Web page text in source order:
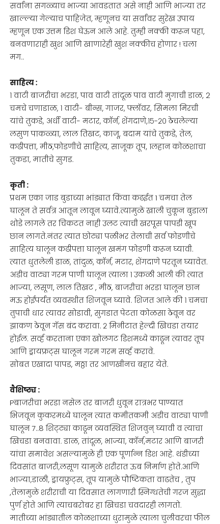
सर्वांना सगळ्याच भाज्या आवडतात असे नाही आणि भाज्या तर
खाल्ल्या गेल्याच पाहिजेत, म्हणूनच या सर्वांवर सुरेख उपाय
म्हणून एक उत्तम डिश घेऊन आले आहे. तुम्ही नक्की करून पहा,
बनवणाराही खुश आणि खाणारेही खुश नक्कीच होणार ! चला
मग..
साहित्य :
१ वाटी बाजरीचा भरडा, पाव वाटी तांदूळ पाव वाटी मुगाची डाळ, 2
चमचे चणाडाळ, १ वाटी- बीन्स, गाजर, फ्लॉवर, सिमला मिरची
यांचे तुकडे, अर्धी वाटी- मटार, कॉर्न, शेंगदाणे,१५-२० ठेचलेल्या
लसुण पाकळ्या, लाल तिखट, काजू, बदाम यांचे तुकडे, तेल,
कढीपत्ता, मीठ,फोडणीचे साहित्य, साजूक तूप, १लहान कोळशाचा
तुकडा, मातीचे सुगड.
कृती :
प्रथम एका जाड बुडाच्या भांड्यात किंवा कढईत 1 चमचा तेल
घालून ते सर्वत्र आतून लावून घ्यावे.त्यामुळे खाली चुकून बुडाला
थोडे लागले तर चिकटत नाही उलट त्याची खरपूस पापडी खूप
छान लागते.नंतर त्यात छोट्या पळीभर तेलाची सर्व फोडणीचे
साहित्य घालून कढीपत्ता घालून खमंग फोडणी करून घ्यावी.
त्यात धुतलेली डाळ, तांदुळ, कॉर्न, मटार, शेंगदाणे परतून घ्यावेत.
अडीच वाट्या गरम पाणी घालून त्याला १ उकळी आली की त्यात
भाज्या, लसूण, लाल तिखट , मीठ, बाजरीचा भरडा घालून छान
मऊ होईपर्यंत व्यवस्थीत शिजवून घ्यावे. शिजत आले की १ चमचा
तुपाची धार त्यावर सोडावी, सुगडात पेटता कोळसा ठेवून वर
झाकण ठेवून गॅस बंद करावा. २ मिनीटात हेल्दी खिचडा तयार
होईल. सर्व्ह करताना एका खोलगट डिशमध्ये काढून त्यावर तूप
आणि ड्रायफ्रट्स घालून गरम गरम सर्व्ह करावे.
सोबत एखादा पापड, मठ्ठा तर आणखीनच बहार येते.
वैशिष्ट्य :
Pबाजरीचा भरडा नसेल तर बाजरी धुवून रात्रभर पाण्यात
भिजवून कुकरमध्ये घालून त्यात कमीतकमी अडीच वाट्या पाणी
घालून 7..8 शिट्ट्या काढून व्यवस्थित शिजवुन् घ्यावी व त्याचा
खिचडा बनवावा. डाळ, तांदूळ, भाज्या, कॉर्न,मटार आणि बाजरी
यांचा समावेश असल्यामुळे ही एक पूर्णान्न डिश आहे. थंडीच्या
दिवसांत बाजरी,लसूण यामुळे शरीरात ऊब निर्माण होते.आणि
भाज्या,डाळी, ड्रायफ्रुट्स, तूप यामुळे पौष्टिकता वाढतेच , तुप
,तेलामुळे शरीराची या दिवसात लागणारी स्निग्धतेची गरज सुद्धा
पुर्ण होते आणि त्याचबरोबर हा खिचडा चवदारही लागतो.
मातीच्या भांड्यातील कोळशाच्या धुरामुळे त्याला चुलीवरचा फील